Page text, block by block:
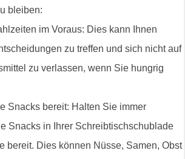
bleiben:
im Voraus: Dies kann Ihnen
zu treffen und sich nicht auf
zu verlassen, wenn Sie hungrig
Snacks bereit: Halten Sie immer
Snacks in Ihrer Schreibtischschublade
bereit. Dies können Nüsse, Samen, Obst